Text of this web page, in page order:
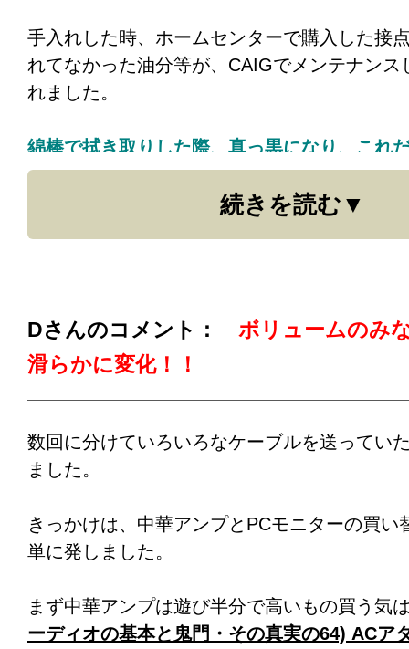
潤滑剤のCRCやクレ556などでも一定の効果
内部の基盤や、接点周りの材質によっては、
をもたらす事もあります。
このような専用スプレーには、そのような事
手入れした時、ホームセンターで購入した接
れてなかった油分等が、CAIGでメンテナンス
れました。
綿棒で拭き取りした際、真っ黒になり、これ
な映像、音質に影響があったんだぁって、分
プロケーブル注：）
この方は、数日前にホームセンター購入の接
続きを読む
Dさんのコメント： ボリュームのみ
滑らかに変化！！
数回に分けていろいろなケーブルを送ってい
ました。
きっかけは、中華アンプとPCモニターの買い
単に発しました。
まず中華アンプは遊び半分で高いもの買う気
ーディオの基本と鬼門・その真実の64) ACア